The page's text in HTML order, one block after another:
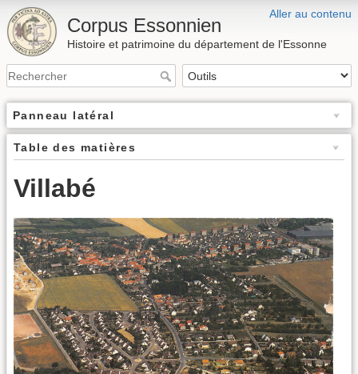
Aller au contenu
Corpus Essonnien
Histoire et patrimoine du département de l'Essonne
Panneau latéral
Table des matières
Villabé